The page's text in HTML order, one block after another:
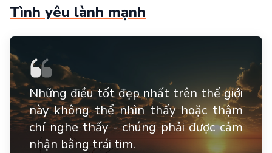
Tình yêu lành mạnh
Những điều tốt đẹp nhất trên thế giới
này không thể nhìn thấy hoặc thậm
chí nghe thấy - chúng phải được cảm
nhận bằng trái tim.